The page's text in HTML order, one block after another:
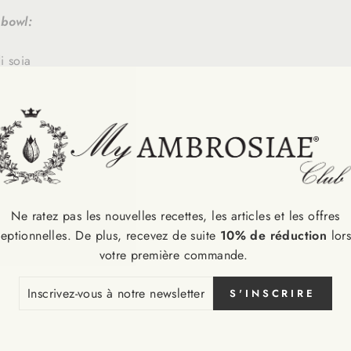
soia
bianco
di nocciole 100%
la bevanda di soia e poi montarla con l'apposito frullino a
ottenuta allo yogurt di soia mescolando delicatamente dal
resti spumoso.
il cacao amaro con poca acqua alla volta (la
Ne ratez pas les nouvelles recettes, les articles et les offres
De plus, recevez de suite 10% de réduction
votre première commande.
S'INSCRIRE